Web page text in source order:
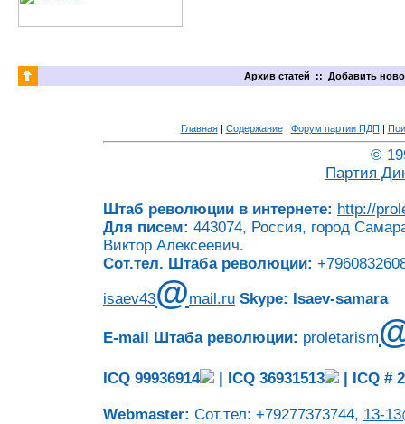
Архив статей :: Добавить
Главная| Содержание| Форум партии ПДП |
©
Партия
Штаб революции в интернете: http://
Для писем: 443074, Россия, город
Виктор Алексеевич.
Сот.тел. Штаба революции:
isaev43@mail.ru Skype: Isaev-samara
E-mail Штаба революции: proletarism
ICQ 99936914 | ICQ 36931513 | ICQ #
Webmaster: Сот.тел: +79277373744, 13-